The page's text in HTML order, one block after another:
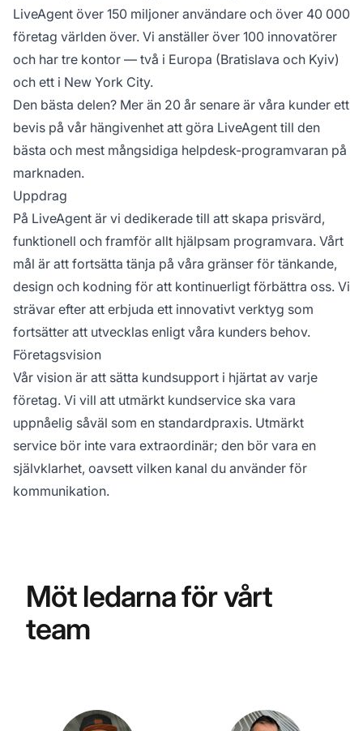
LiveAgent över 150 miljoner användare och över 40 000
företag världen över. Vi anställer över 100 innovatörer
och har tre kontor — två i Europa (Bratislava och Kyiv)
och ett i New York City.
Den bästa delen? Mer än 20 år senare är våra kunder ett
bevis på vår hängivenhet att göra LiveAgent till den
bästa och mest mångsidiga helpdesk-programvaran på
marknaden.
Uppdrag
På LiveAgent är vi dedikerade till att skapa prisvärd,
funktionell och framför allt hjälpsam programvara. Vårt
mål är att fortsätta tänja på våra gränser för tänkande,
design och kodning för att kontinuerligt förbättra oss. Vi
strävar efter att erbjuda ett innovativt verktyg som
fortsätter att utvecklas enligt våra kunders behov.
Företagsvision
Vår vision är att sätta kundsupport i hjärtat av varje
företag. Vi vill att utmärkt kundservice ska vara
uppnåelig såväl som en standardpraxis. Utmärkt
service bör inte vara extraordinär; den bör vara en
självklarhet, oavsett vilken kanal du använder för
kommunikation.
Möt ledarna för vårt
team